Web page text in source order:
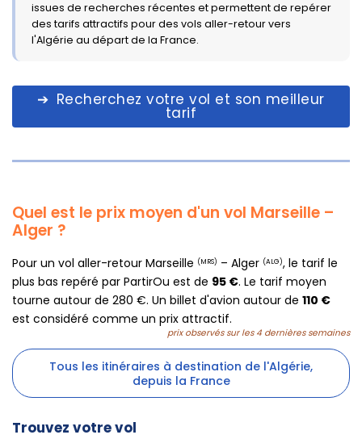
issues de recherches récentes et permettent de repérer
des tarifs attractifs pour des vols aller-retour vers
l'Algérie au départ de la France.
Recherchez votre vol et son meilleur
tarif
Quel est le prix moyen d'un vol Marseille –
Alger ?
Pour un vol aller-retour Marseille (MRS) – Alger (ALG), le tarif le
plus bas repéré par PartirOu est de 95 €. Le tarif moyen
tourne autour de 280 €. Un billet d'avion autour de 110 €
est considéré comme un prix attractif.
prix observés sur les 4 dernières semaines
Tous les itinéraires à destination de l'Algérie,
depuis la France
Trouvez votre vol